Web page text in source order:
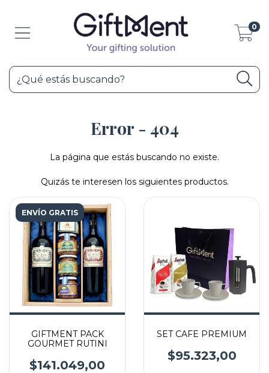
0
Error - 404
La página que estás buscando no existe.
Quizás te interesen los siguientes productos.
ENVÍO GRATIS
GIFTMENT PACK
GOURMET RUTINI
$141.049,00
SET CAFE PREMIUM
$95.323,00